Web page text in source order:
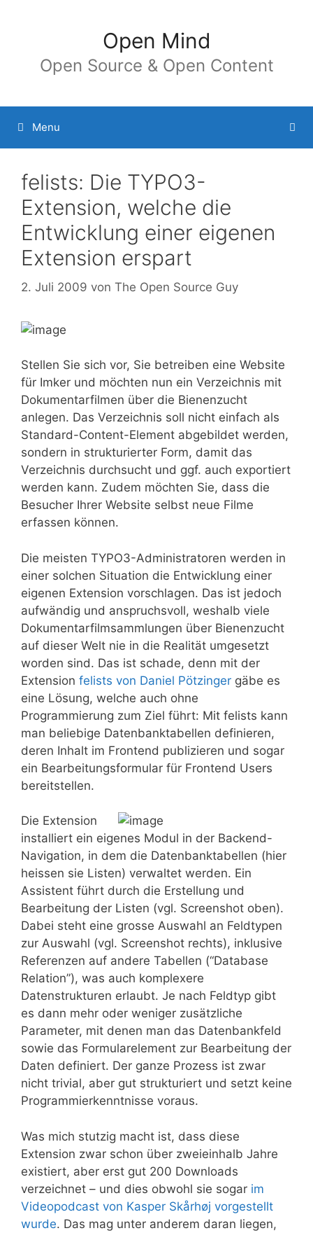
Open Mind
Open Source & Open Content
Menu
felists: Die TYPO3-
Extension, welche die
Entwicklung einer eigenen
Extension erspart
2. Juli 2009 von The Open Source Guy
Stellen Sie sich vor, Sie betreiben eine Website
für Imker und möchten nun ein Verzeichnis mit
Dokumentarfilmen über die Bienenzucht
anlegen. Das Verzeichnis soll nicht einfach als
Standard-Content-Element abgebildet werden,
sondern in strukturierter Form, damit das
Verzeichnis durchsucht und ggf. auch exportiert
werden kann. Zudem möchten Sie, dass die
Besucher Ihrer Website selbst neue Filme
erfassen können.
Die meisten TYPO3-Administratoren werden in
einer solchen Situation die Entwicklung einer
eigenen Extension vorschlagen. Das ist jedoch
aufwändig und anspruchsvoll, weshalb viele
Dokumentarfilmsammlungen über Bienenzucht
auf dieser Welt nie in die Realität umgesetzt
worden sind. Das ist schade, denn mit der
Extension felists von Daniel Pötzinger gäbe es
eine Lösung, welche auch ohne
Programmierung zum Ziel führt: Mit felists kann
man beliebige Datenbanktabellen definieren,
deren Inhalt im Frontend publizieren und sogar
ein Bearbeitungsformular für Frontend Users
bereitstellen.
Die Extension
installiert ein eigenes Modul in der Backend-
Navigation, in dem die Datenbanktabellen (hier
heissen sie Listen) verwaltet werden. Ein
Assistent führt durch die Erstellung und
Bearbeitung der Listen (vgl. Screenshot oben).
Dabei steht eine grosse Auswahl an Feldtypen
zur Auswahl (vgl. Screenshot rechts), inklusive
Referenzen auf andere Tabellen (“Database
Relation”), was auch komplexere
Datenstrukturen erlaubt. Je nach Feldtyp gibt
es dann mehr oder weniger zusätzliche
Parameter, mit denen man das Datenbankfeld
sowie das Formularelement zur Bearbeitung der
Daten definiert. Der ganze Prozess ist zwar
nicht trivial, aber gut strukturiert und setzt keine
Programmierkenntnisse voraus.
Was mich stutzig macht ist, dass diese
Extension zwar schon über zweieinhalb Jahre
existiert, aber erst gut 200 Downloads
verzeichnet – und dies obwohl sie sogar im
Videopodcast von Kasper Skårhøj vorgestellt
wurde. Das mag unter anderem daran liegen,